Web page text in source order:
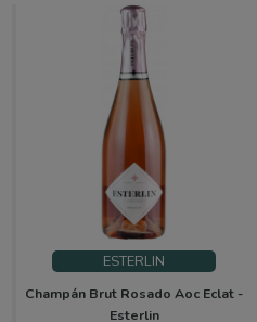
ESTERLIN
Champán Brut Rosado Aoc Eclat -
Esterlin